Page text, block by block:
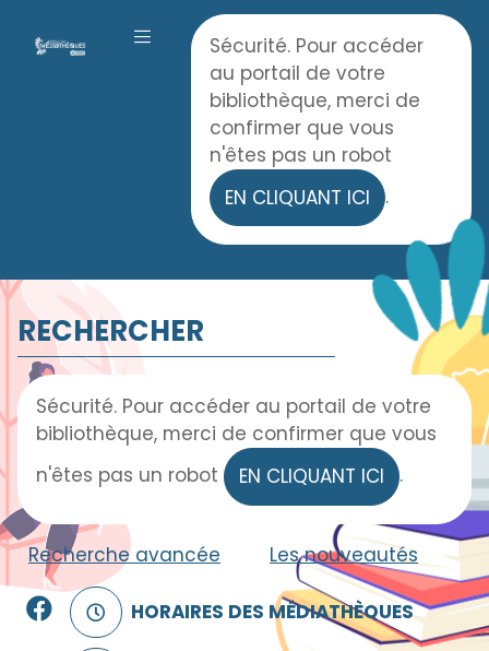
Accueil
OUVRIR LE MENU
Sécurité. Pour accéder
au portail de votre
bibliothèque, merci de
confirmer que vous
n'êtes pas un robot
EN CLIQUANT ICI
.
FacebookHORAIRES DES MÉDIATHÈQUES
RECHERCHER
Sécurité. Pour accéder au portail de votre
bibliothèque, merci de confirmer que vous
n'êtes pas un robot
EN CLIQUANT ICI .
Recherche avancée Les nouveautés
Panneau de gestion des cookies